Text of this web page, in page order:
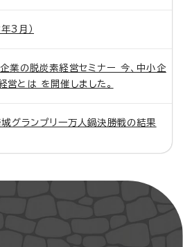
3月）
の脱炭素経営セミナー 今、中小企
営とは を開催しました。
グランプリ一万人鍋決勝戦の結果